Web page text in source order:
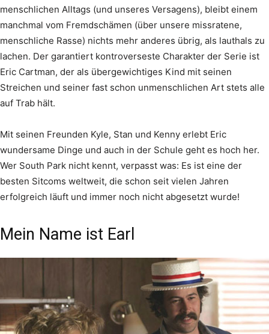
menschlichen Alltags (und unseres Versagens), bleibt einem
manchmal vom Fremdschämen (über unsere missratene,
menschliche Rasse) nichts mehr anderes übrig, als lauthals zu
lachen. Der garantiert kontroverseste Charakter der Serie ist
Eric Cartman, der als übergewichtiges Kind mit seinen
Streichen und seiner fast schon unmenschlichen Art stets alle
auf Trab hält.
Mit seinen Freunden Kyle, Stan und Kenny erlebt Eric
wundersame Dinge und auch in der Schule geht es hoch her.
Wer South Park nicht kennt, verpasst was: Es ist eine der
besten Sitcoms weltweit, die schon seit vielen Jahren
erfolgreich läuft und immer noch nicht abgesetzt wurde!
Mein Name ist Earl